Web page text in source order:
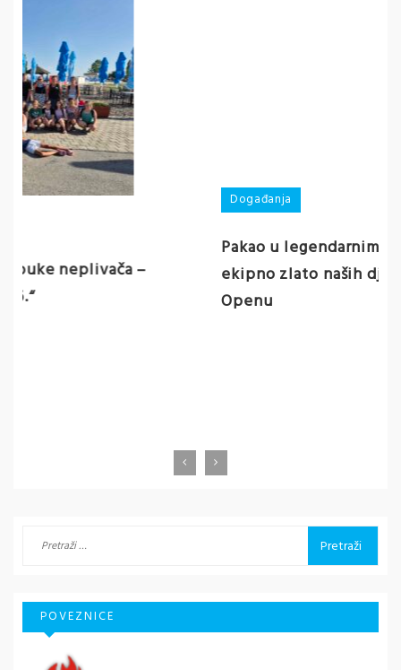
Događanja
Pakao u legendarnim Jazinama i veliko
ekipno zlato naših djevojčica na Zadar
Openu
POVEZNICE